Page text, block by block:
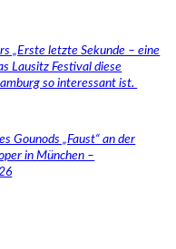
„Erste letzte Sekunde – eine
Lausitz Festival diese
so interessant ist.
Gounods „Faust“ an der
in München –